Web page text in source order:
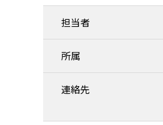
担当者
所属
連絡先